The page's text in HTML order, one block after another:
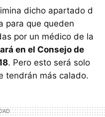
dicho apartado d
para que queden
por un médico de la
en el Consejo de
. Pero esto será solo
tendrán más calado.